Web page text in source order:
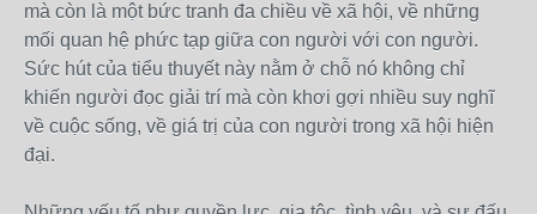
mà còn là một bức tranh đa chiều về xã hội, về những
mối quan hệ phức tạp giữa con người với con người.
Sức hút của tiểu thuyết này nằm ở chỗ nó không chỉ
khiến người đọc giải trí mà còn khơi gợi nhiều suy nghĩ
về cuộc sống, về giá trị của con người trong xã hội hiện
đại.